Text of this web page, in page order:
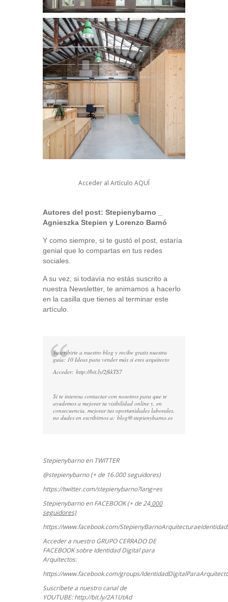
Acceder al Artículo AQUÍ
Autores del post: Stepienybarno
Agnieszka Stepien y Lorenzo Barnó
Y como siempre, si te gustó el post, estaría
genial que lo compartas en tus redes
sociales.
A su vez, si todavía no estás suscrito a
nuestra Newsletter, te animamos a hacerlo
en la casilla que tienes al terminar este
artículo.
Suscribirte a nuestro blog y recibe gratis nuestra
guía: 10 Ideas para vender más si eres arquitecto
Acceder: http://bit.ly/2fkkTS7
Si te interesa contactar con nosotros para que te
ayudemos a mejorar tu visibilidad online y, en
consecuencia, mejorar tus oportunidades laborales,
no dudes en escribirnos a: blog@stepienybarno.es
Stepienybarno en TWITTER
@stepienybarno (+ de 16.000 seguidores)
https://twitter.com/stepienybarno?lang=es
Stepienybarno en FACEBOOK (+ de 24.000
seguidores)
https://www.facebook.com/
Acceder a nuestro GRUPO CERRADO DE
FACEBOOK sobre Identidad Digital para
Arquitectos:
https://www.facebook.com/groups/
Suscríbete a nuestro canal de
YOUTUBE:http://bit.ly/2A1UtAd